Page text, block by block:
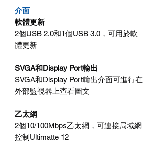
介面
軟體更新
2個USB 2.0和1個USB 3.0，可用於軟
體更新
SVGA和Display Port輸出
SVGA和Display Port輸出介面可進行在
外部監視器上查看圖文
乙太網
2個10/100Mbps乙太網，可連接局域網
控制Ultimatte 12